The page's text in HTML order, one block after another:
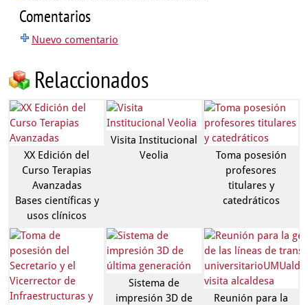
Comentarios
Nuevo comentario
Relaccionados
XX Edición del
Curso Terapias
Avanzadas
Bases científicas y
usos clínicos
Visita Institucional
Veolia
Toma posesión
profesores
titulares y
catedráticos
Sistema de
impresión 3D de
Reunión para la